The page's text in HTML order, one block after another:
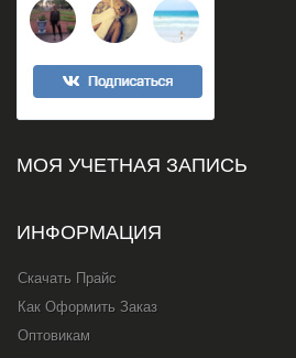
МОЯ УЧЕТНАЯ ЗАПИСЬ
ИНФОРМАЦИЯ
Скачать Прайс
Как Оформить Заказ
Оптовикам